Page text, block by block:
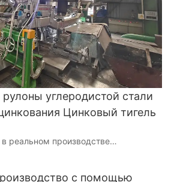
углеродистой стали
Цинковый тигель
реальном производстве
требования к параметрам
три основных типа жидких
с помощью